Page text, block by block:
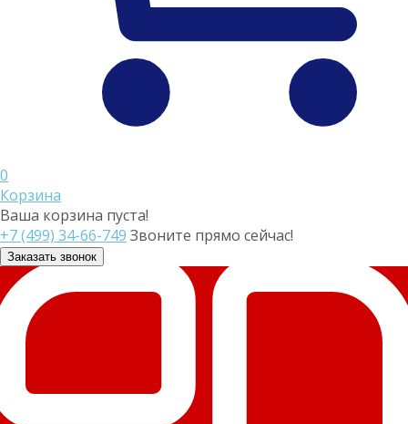
0
Корзина
Ваша корзина пуста!
+7 (499) 34-66-749 Звоните прямо сейчас!
Заказать звонок